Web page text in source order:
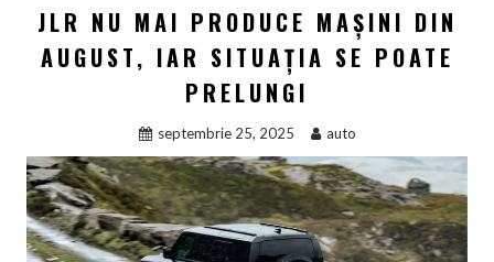
JLR NU MAI PRODUCE MAȘINI DIN
AUGUST, IAR SITUAȚIA SE POATE
PRELUNGI
septembrie 25, 2025 auto